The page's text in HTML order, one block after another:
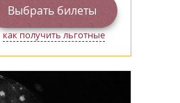
Выбрать билеты
как получить льготные